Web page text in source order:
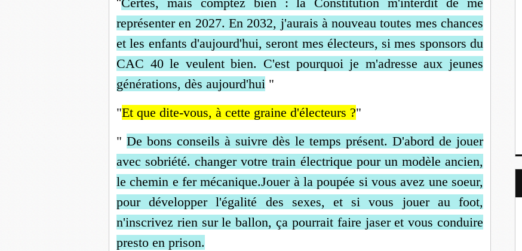
représenter en 2027. En 2032, j'aurais à nouveau toutes mes chances
et les enfants d'aujourd'hui, seront mes électeurs, si mes sponsors du
CAC 40 le veulent bien. C'est pourquoi je m'adresse aux jeunes
générations, dès aujourd'hui "
"Et que dite-vous, à cette graine d'électeurs ?"
" De bons conseils à suivre dès le temps présent. D'abord de jouer
avec sobriété. changer votre train électrique pour un modèle ancien,
le chemin e fer mécanique.Jouer à la poupée si vous avez une soeur,
pour développer l'égalité des sexes, et si vous jouer au foot,
n'inscrivez rien sur le ballon, ça pourrait faire jaseret vous conduire
presto en prison.